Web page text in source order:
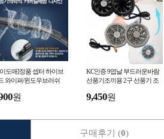
도매]정품 셉터 하이브
와이퍼/윈도우브러쉬
원
KC인증 9엽날 부드러운바람
선풍기조끼용 2구 선풍기 조
9,450원
구매후기 (0)